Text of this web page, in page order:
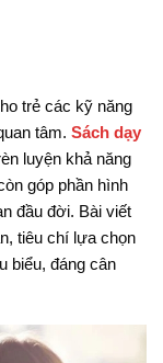
trẻ các kỹ năng
tâm. Sách dạy
luyện khả năng
góp phần hình
đầu đời. Bài viết
tiêu chí lựa chọn
biểu, đáng cân